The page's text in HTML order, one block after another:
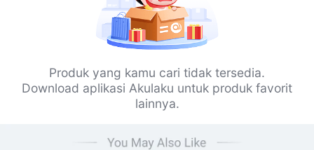
Produk yang kamu cari tidak tersedia.
Download aplikasi Akulaku untuk produk favorit
lainnya.